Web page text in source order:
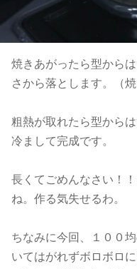
焼きあがったら型から
さから落とします。（焼
粗熱が取れたら型から
冷まして完成です。
長くてごめんなさい！
ね。作る気失せるわ。
ちなみに今回、１００
いてはがれずボロボロ